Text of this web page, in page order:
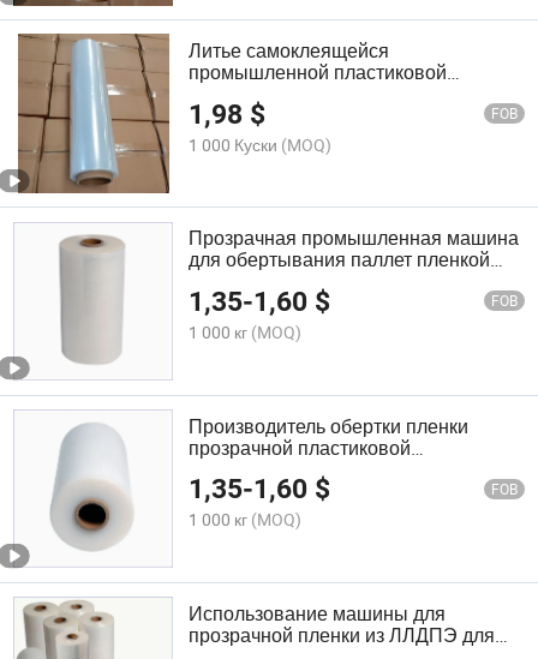
Литье самоклеящейся
промышленной пластиковой
1,98 $ FOB
1 000 Куски (MOQ)
Прозрачная промышленная машина
для обертывания паллет пленкой
для растяжения
1,35-1,60 $ FOB
1 000 кг (MOQ)
Производитель обертки пленки
прозрачной пластиковой
промышленной LLDPE машинной
растягивающей пленки
1,35-1,60 $ FOB
1 000 кг (MOQ)
Использование машины для
прозрачной пленки из ЛЛДПЭ для